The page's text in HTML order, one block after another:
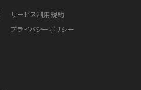
サービス利用規約
プライバシーポリシー